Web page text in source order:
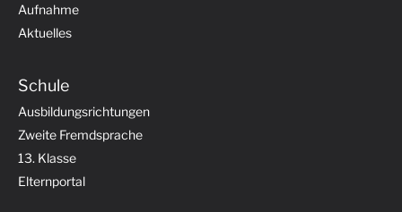
Aufnahme
Aktuelles
Schule
Ausbildungsrichtungen
Zweite Fremdsprache
13. Klasse
Elternportal